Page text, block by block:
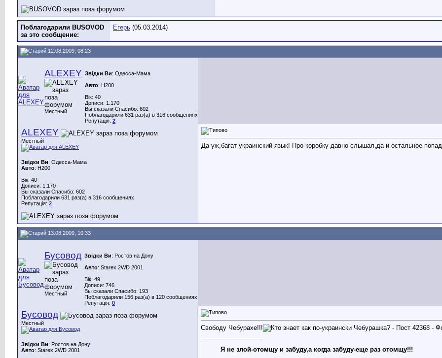
Поблагодарили BUSOVOD
за это сообщение:
Егерь (05.03.2014)
12.08.2009, 08:23
ALEXEY
Местный
Звідки Ви: Одесса-Мама
Авто: H200
Вік: 40
Дописи: 1.170
Вы сказали Спасибо: 602
Поблагодарили 631 раз(а) в 316 сообщениях
Репутація: 2
ALEXEY
Местный
Звідки Ви: Одесса-Мама
Авто: H200
Вік: 40
Дописи: 1.170
Вы сказали Спасибо: 602
Поблагодарили 631 раз(а) в 316 сообщениях
Репутація: 2
Да уж,багат украинский язык! Про коробку давно слышал,да и остальное
13.08.2009, 10:33
Бусовод
Местный
Звідки Ви: Ростов на Дону
Авто: Starex 2WD 2001
Вік: 49
Дописи: 746
Вы сказали Спасибо: 193
Поблагодарили 156 раз(а) в 120 сообщениях
Репутація: 0
Бусовод
Местный
Звідки Ви: Ростов на Дону
Авто: Starex 2WD 2001
Свободу Чебурахе!!!
Я не злой-отомщу и забуду,а когда забуду-еще раз отомщу!!!